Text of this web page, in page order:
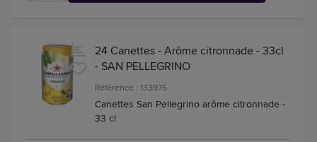
24 Canettes - Arôme citronnade - 33cl
- SAN PELLEGRINO
Référence : 133975
Canettes San Pellegrino arôme citronnade -
33 cl